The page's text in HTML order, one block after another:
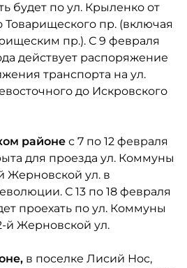
будет по ул. Крыленко от
пр. (включая
пр.). С 9 февраля
действует распоряжение
транспорта на ул.
до Искровского
районе с 7 по 12 февраля
для проезда ул. Коммуны
Жерновской ул. в
С 13 по 18 февраля
проехать по ул. Коммуны
й Жерновской ул.
в поселке Лисий Нос,